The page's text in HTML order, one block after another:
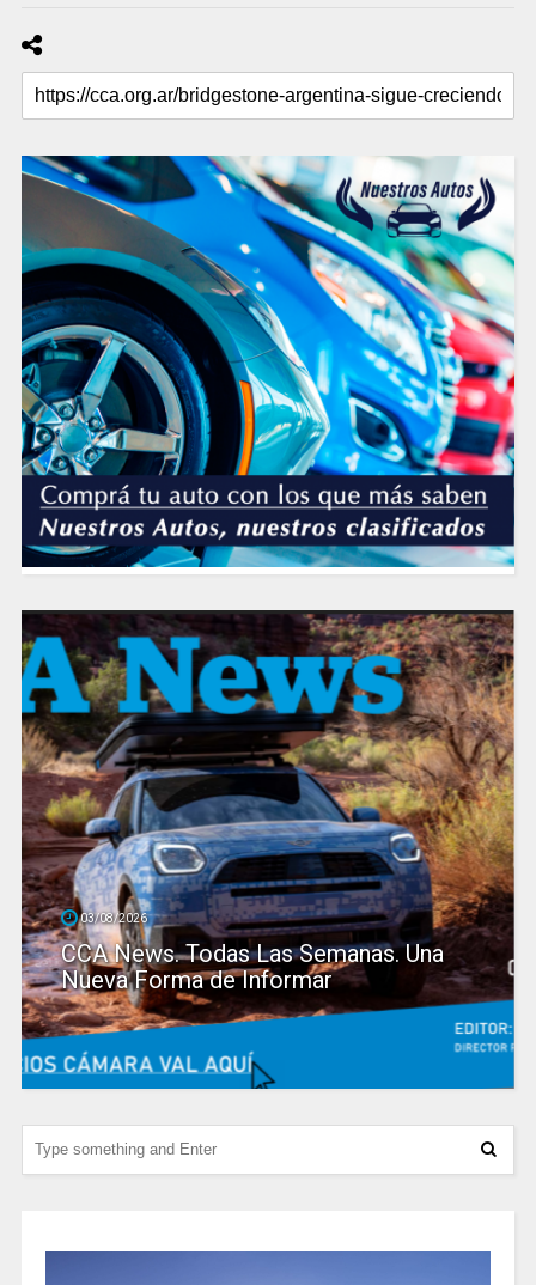
03/08/2026
CCA News. Todas Las Semanas. Una
Nueva Forma de Informar